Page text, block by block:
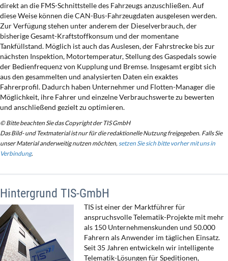
direkt an die FMS-Schnittstelle des Fahrzeugs anzuschließen. Auf
diese Weise können die CAN-Bus-Fahrzeugdaten ausgelesen werden.
Zur Verfügung stehen unter anderem der Dieselverbrauch, der
bisherige Gesamt-Kraftstoffkonsum und der momentane
Tankfüllstand. Möglich ist auch das Auslesen, der Fahrstrecke bis zur
nächsten Inspektion, Motortemperatur, Stellung des Gaspedals sowie
der Bedienfrequenz von Kupplung und Bremse. Insgesamt ergibt sich
aus den gesammelten und analysierten Daten ein exaktes
Fahrerprofil. Dadurch haben Unternehmer und Flotten-Manager die
Möglichkeit, ihre Fahrer und einzelne Verbrauchswerte zu bewerten
und anschließend gezielt zu optimieren.
© Bitte beachten Sie das Copyright der TIS GmbH
Das Bild- und Textmaterial ist nur für die redaktionelle Nutzung freigegeben. Falls Sie
unser Material anderweitig nutzen möchten,setzen Sie sich bitte vorher mit uns in
Verbindung.
Hintergrund TIS-GmbH
TIS ist einer der Marktführer für
anspruchsvolle Telematik-Projekte mit mehr
als 150 Unternehmenskunden und 50.000
Fahrern als Anwender im täglichen Einsatz.
Seit 35 Jahren entwickeln wir intelligente
Telematik-Lösungen für Speditionen,